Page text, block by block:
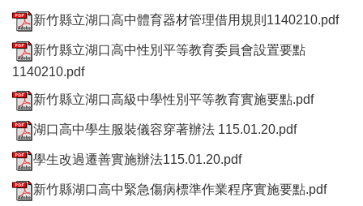
新竹縣立湖口高中體育器材管理借用規則1140210.pdf
新竹縣立湖口高中性別平等教育委員會設置要點
1140210.pdf
新竹縣立湖口高級中學性別平等教育實施要點.pdf
湖口高中學生服裝儀容穿著辦法 115.01.20.pdf
學生改過遷善實施辦法115.01.20.pdf
新竹縣湖口高中緊急傷病標準作業程序實施要點.pdf